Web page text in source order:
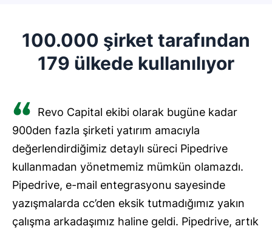
100.000 şirket tarafından
179 ülkede kullanılıyor
Revo Capital ekibi olarak bugüne kadar
900den fazla şirketi yatırım amacıyla
değerlendirdiğimiz detaylı süreci Pipedrive
kullanmadan yönetmemiz mümkün olamazdı.
Pipedrive, e-mail entegrasyonu sayesinde
yazışmalarda cc’den eksik tutmadığımız yakın
çalışma arkadaşımız haline geldi. Pipedrive, artık